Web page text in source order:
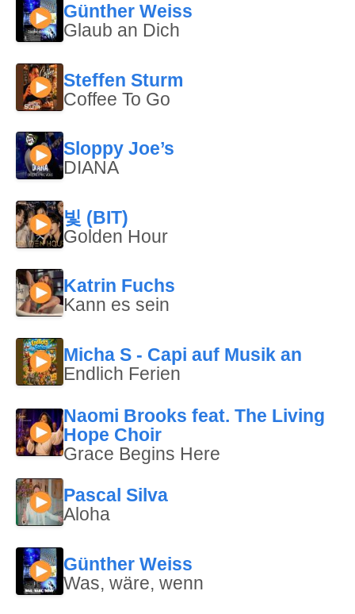
Günther Weiss
Glaub an Dich
Steffen Sturm
Coffee To Go
Sloppy Joe’s
DIANA
빛 (BIT)
Golden Hour
Katrin Fuchs
Kann es sein
Micha S - Capi auf Musik an
Endlich Ferien
Naomi Brooks feat. The Living
Hope Choir
Grace Begins Here
Pascal Silva
Aloha
Günther Weiss
Was, wäre, wenn